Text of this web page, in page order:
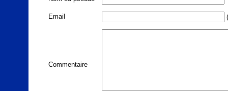
Email
Commentaire